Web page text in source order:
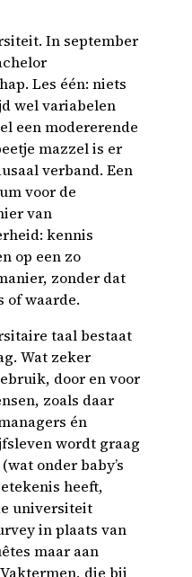
In september
Les één: niets
wel variabelen
een modererende
mazzel is er
verband. Een
voor de
van
kennis
op een zo
zonder dat
of waarde.
taal bestaat
Wat zeker
door en voor
zoals daar
én
wordt graag
onder baby’s
heeft,
universiteit
in plaats van
maar aan
die bij